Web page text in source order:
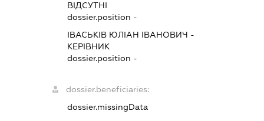
ВІДСУТНІ
dossier.position -
ІВАСЬКІВ ЮЛІАН ІВАНОВИЧ -
КЕРІВНИК
dossier.position -
dossier.beneficiaries:
dossier.missingData